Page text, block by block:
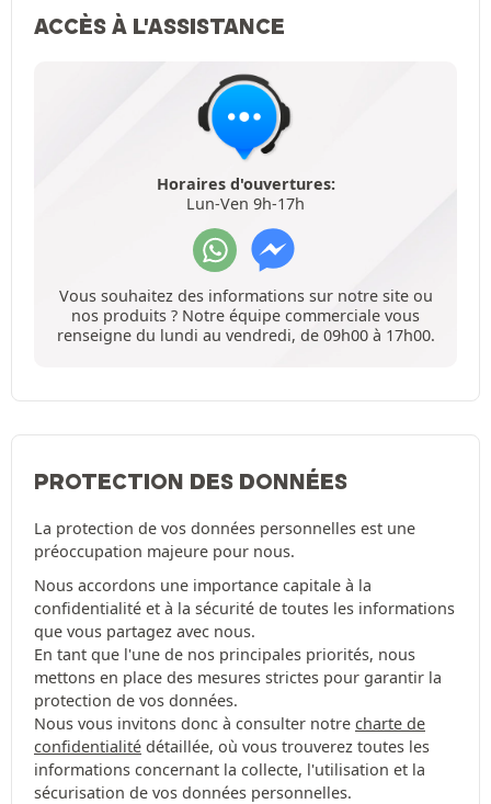
ACCÈS À L'ASSISTANCE
Horaires d'ouvertures:
Lun-Ven 9h-17h
Vous souhaitez des informations sur notre site ou
nos produits ? Notre équipe commerciale vous
renseigne du lundi au vendredi, de 09h00 à 17h00.
PROTECTION DES DONNÉES
La protection de vos données personnelles est une
préoccupation majeure pour nous.
Nous accordons une importance capitale à la
confidentialité et à la sécurité de toutes les informations
que vous partagez avec nous.
En tant que l'une de nos principales priorités, nous
mettons en place des mesures strictes pour garantir la
protection de vos données.
Nous vous invitons donc à consulter notre charte de
confidentialité détaillée, où vous trouverez toutes les
informations concernant la collecte, l'utilisation et la
sécurisation de vos données personnelles.